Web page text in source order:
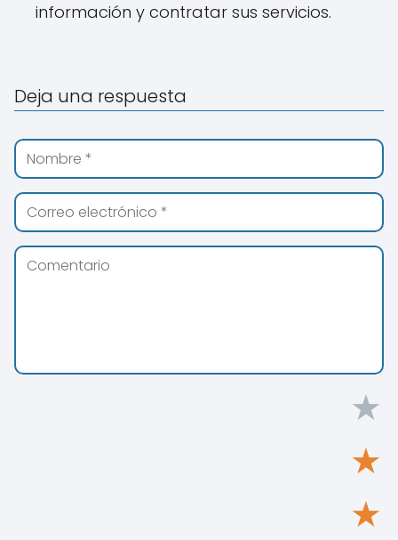
información y contratar sus servicios.
Deja una respuesta
★
★
★